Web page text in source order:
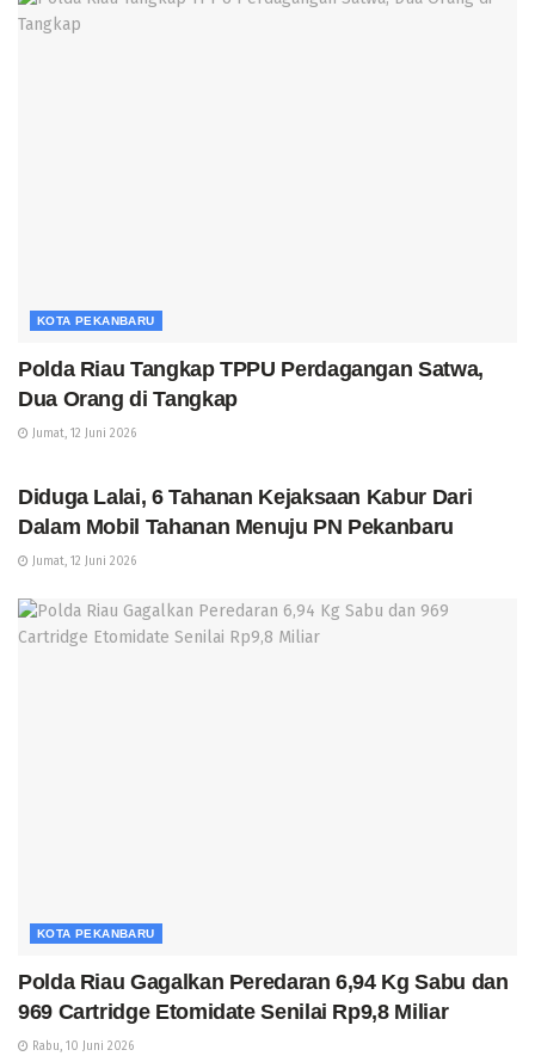
KOTA PEKANBARU
Polda Riau Tangkap TPPU Perdagangan Satwa,
Dua Orang di Tangkap
Jumat, 12 Juni 2026
Diduga Lalai, 6 Tahanan Kejaksaan Kabur Dari
Dalam Mobil Tahanan Menuju PN Pekanbaru
Jumat, 12 Juni 2026
KOTA PEKANBARU
Polda Riau Gagalkan Peredaran 6,94 Kg Sabu dan
969 Cartridge Etomidate Senilai Rp9,8 Miliar
Rabu, 10 Juni 2026